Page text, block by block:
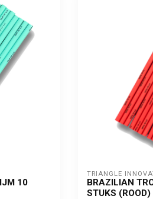
10
TRIANGLE
BRAZILIAN
STUKS (ROOD)